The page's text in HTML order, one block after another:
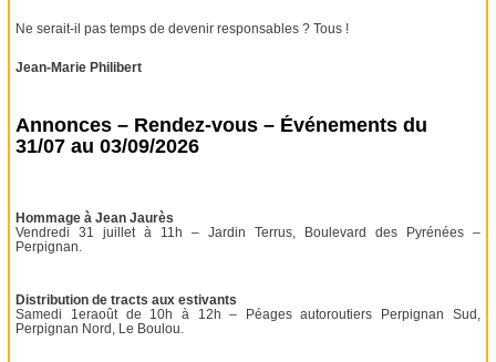
Ne serait-il pas temps de devenir responsables ? Tous !
Jean-Marie Philibert
Annonces – Rendez-vous – Événements du
31/07 au 03/09/2026
Hommage à Jean Jaurès
Vendredi 31 juillet à 11h – Jardin Terrus, Boulevard des Pyrénées –
Perpignan.
Distribution de tracts aux estivants
Samedi 1eraoût de 10h à 12h – Péages autoroutiers Perpignan Sud,
Perpignan Nord, Le Boulou.